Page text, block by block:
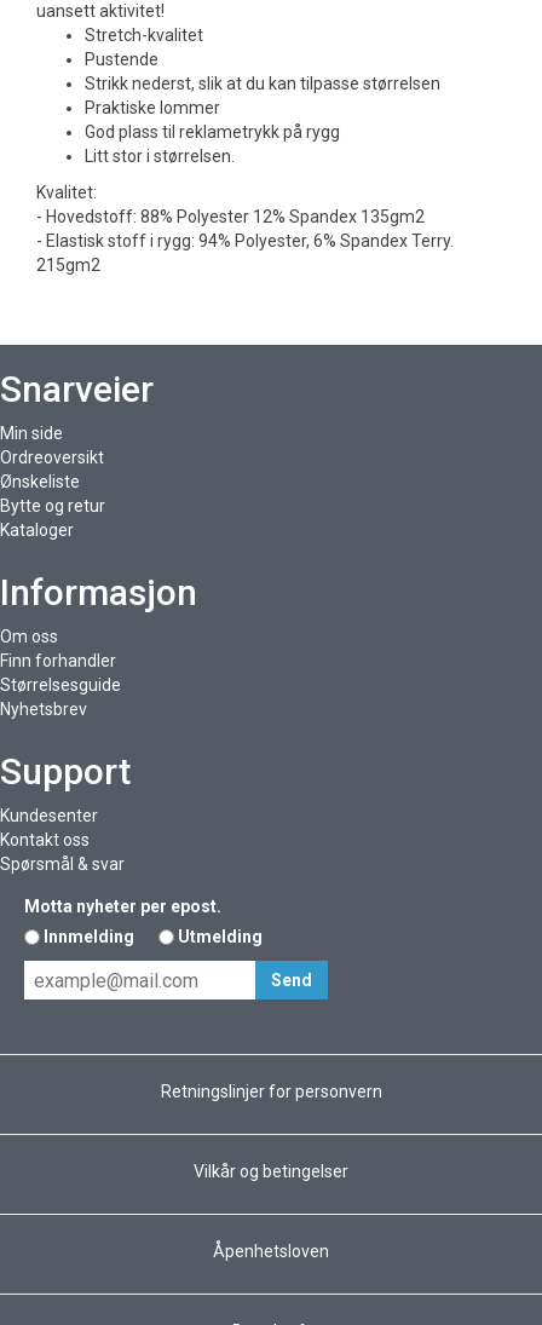
uansett aktivitet!
Stretch-kvalitet
Pustende
Strikk nederst, slik at du kan tilpasse størrelsen
Praktiske lommer
God plass til reklametrykk på rygg
Litt stor i størrelsen.
Kvalitet:
- Hovedstoff: 88% Polyester 12% Spandex 135gm2
- Elastisk stoff i rygg: 94% Polyester, 6% Spandex Terry.
215gm2
Snarveier
Min side
Ordreoversikt
Ønskeliste
Bytte og retur
Kataloger
Informasjon
Om oss
Finn forhandler
Størrelsesguide
Nyhetsbrev
Support
Kundesenter
Kontakt oss
Spørsmål & svar
Motta nyheter per epost.
Innmelding
Utmelding
Retningslinjer for personvern
Vilkår og betingelser
Åpenhetsloven